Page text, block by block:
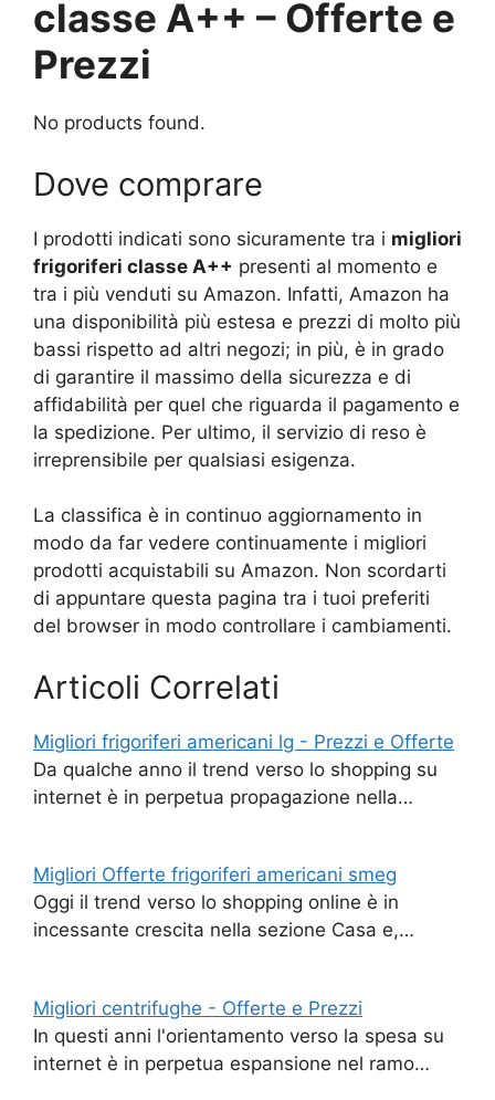
classe A++ – Offerte e
Prezzi
No products found.
Dove comprare
I prodotti indicati sono sicuramente tra i migliori
frigoriferi classe A++ presenti al momento e
tra i più venduti su Amazon. Infatti, Amazon ha
una disponibilità più estesa e prezzi di molto più
bassi rispetto ad altri negozi; in più, è in grado
di garantire il massimo della sicurezza e di
affidabilità per quel che riguarda il pagamento e
la spedizione. Per ultimo, il servizio di reso è
irreprensibile per qualsiasi esigenza.
La classifica è in continuo aggiornamento in
modo da far vedere continuamente i migliori
prodotti acquistabili su Amazon. Non scordarti
di appuntare questa pagina tra i tuoi preferiti
del browser in modo controllare i cambiamenti.
Articoli Correlati
Migliori frigoriferi americani lg - Prezzi e Offerte
Da qualche anno il trend verso lo shopping su
internet è in perpetua propagazione nella…
Migliori Offerte frigoriferi americani smeg
Oggi il trend verso lo shopping online è in
incessante crescita nella sezione Casa e,…
Migliori centrifughe - Offerte e Prezzi
In questi anni l'orientamento verso la spesa su
internet è in perpetua espansione nel ramo…